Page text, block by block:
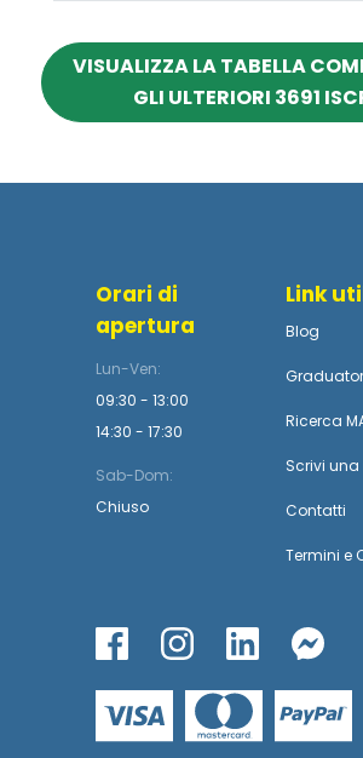
VISUALIZZA LA TABELLA
GLI ULTERIORI 3691
Orari di
apertura
Lun-Ven:
09:30 - 13:00
14:30 - 17:30
Sab-Dom:
Chiuso
Link
Blog
Ricerca
Scrivi
Contatti
Termini e